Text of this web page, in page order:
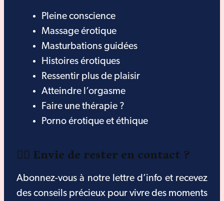
Pleine conscience
Massage érotique
Masturbations guidées
Histoires érotiques
Ressentir plus de plaisir
Atteindre l’orgasme
Faire une thérapie ?
Porno érotique et éthique
❤️‍🔥 Envie de rester en contact ?
Abonnez-vous à notre lettre d’info et recevez
des conseils précieux pour vivre des moments